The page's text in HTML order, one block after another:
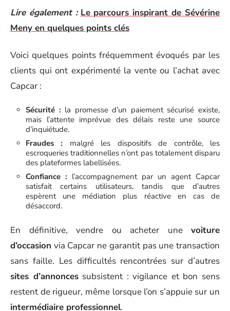
Lire également : Le parcours inspirant de Sévérine
Meny en quelques points clés
Voici quelques points fréquemment évoqués par les
clients qui ont expérimenté la vente ou l’achat avec
Capcar :
Sécurité : la promesse d’un paiement sécurisé existe,
mais l’attente imprévue des délais reste une source
d’inquiétude.
Fraudes : malgré les dispositifs de contrôle, les
escroqueries traditionnelles n’ont pas totalement disparu
des plateformes labellisées.
Confiance : l’accompagnement par un agent Capcar
satisfait certains utilisateurs, tandis que d’autres
espèrent une médiation plus réactive en cas de
désaccord.
En définitive, vendre ou acheter une voiture
d’occasion via Capcar ne garantit pas une transaction
sans faille. Les difficultés rencontrées sur d’autres
sites d’annoncessubsistent : vigilance et bon sens
restent de rigueur, même lorsque l’on s’appuie sur un
intermédiaire professionnel.